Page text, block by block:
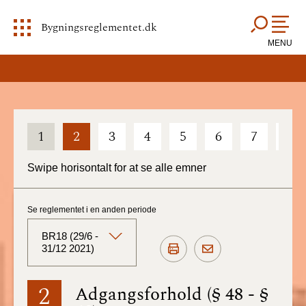
Bygningsreglementet.dk
MENU
1 2 3 4 5 6 7
Swipe horisontalt for at se alle emner
2 Adgangsforhold (§ 48 - §
Se reglementet i en anden periode
BR18 (29/6 -
31/12 2021)
BR18 (Aktuelt)